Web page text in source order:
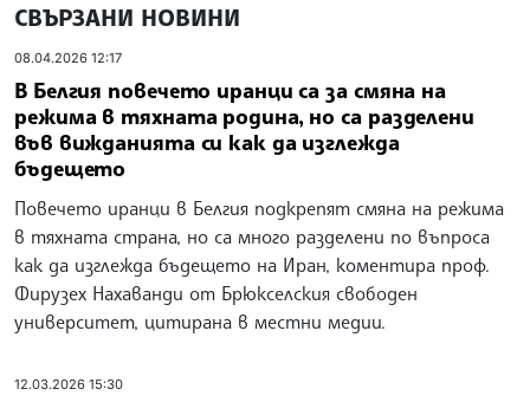
СВЪРЗАНИ НОВИНИ
08.04.2026 12:17
В Белгия повечето иранци са за смяна на
режима в тяхната родина, но са разделени
във вижданията си как да изглежда
бъдещето
Повечето иранци в Белгия подкрепят смяна на режима
в тяхната страна, но са много разделени по въпроса
как да изглежда бъдещето на Иран, коментира проф.
Фирузех Нахаванди от Брюкселския свободен
университет, цитирана в местни медии.
12.03.2026 15:30